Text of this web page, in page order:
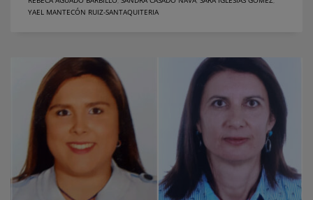
YAEL MANTECÓN RUIZ-SANTAQUITERIA